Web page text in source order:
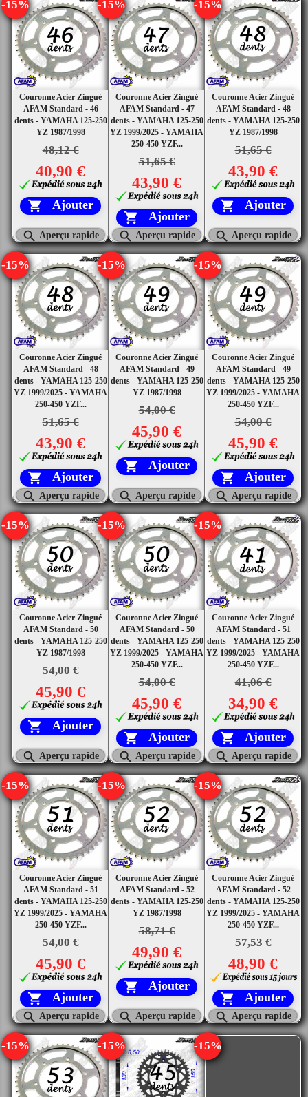
Couronne Acier Zingué
AFAM Standard - 46
dents - YAMAHA 125-250
YZ 1987/1998
48,12 €
-15%
40,90 €
 Ajouter
 Aperçu rapide
Couronne Acier Zingué
AFAM Standard - 47
dents - YAMAHA 125-250
YZ 1999/2025 - YAMAHA
250-450 YZF...
51,65 €
-15%
43,90 €
 Ajouter
 Aperçu rapide
Couronne Acier Zingué
AFAM Standard - 48
dents - YAMAHA 125-250
YZ 1987/1998
51,65 €
-15%
43,90 €
 Ajouter
 Aperçu rapide
Couronne Acier Zingué
AFAM Standard - 48
dents - YAMAHA 125-250
YZ 1999/2025 - YAMAHA
250-450 YZF...
51,65 €
-15%
43,90 €
 Ajouter
 Aperçu rapide
Couronne Acier Zingué
AFAM Standard - 49
dents - YAMAHA 125-250
YZ 1987/1998
54,00 €
-15%
45,90 €
 Ajouter
 Aperçu rapide
Couronne Acier Zingué
AFAM Standard - 49
dents - YAMAHA 125-250
YZ 1999/2025 - YAMAHA
250-450 YZF...
54,00 €
-15%
45,90 €
 Ajouter
 Aperçu rapide
Couronne Acier Zingué
AFAM Standard - 50
dents - YAMAHA 125-250
YZ 1987/1998
54,00 €
-15%
45,90 €
 Ajouter
 Aperçu rapide
Couronne Acier Zingué
AFAM Standard - 50
dents - YAMAHA 125-250
YZ 1999/2025 - YAMAHA
250-450 YZF...
54,00 €
-15%
45,90 €
 Ajouter
 Aperçu rapide
Couronne Acier Zingué
AFAM Standard - 51
dents - YAMAHA 125-250
YZ 1999/2025 - YAMAHA
250-450 YZF...
41,06 €
-15%
34,90 €
 Ajouter
 Aperçu rapide
Couronne Acier Zingué
AFAM Standard - 51
dents - YAMAHA 125-250
YZ 1999/2025 - YAMAHA
250-450 YZF...
54,00 €
-15%
45,90 €
 Ajouter
 Aperçu rapide
Couronne Acier Zingué
AFAM Standard - 52
dents - YAMAHA 125-250
YZ 1987/1998
58,71 €
-15%
49,90 €
 Ajouter
 Aperçu rapide
Couronne Acier Zingué
AFAM Standard - 52
dents - YAMAHA 125-250
YZ 1999/2025 - YAMAHA
250-450 YZF...
57,53 €
-15%
48,90 €
 Ajouter
 Aperçu rapide
-15% -15% -15%